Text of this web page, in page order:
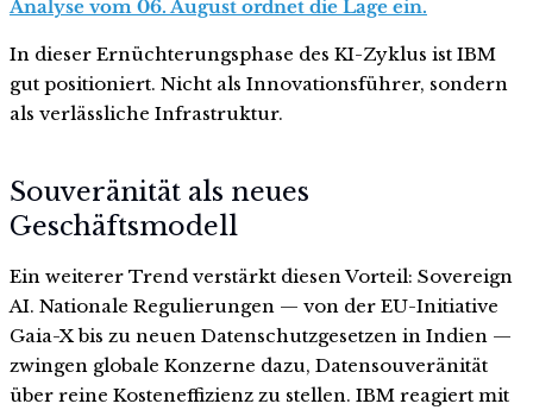
Analyse vom 06. August ordnet die Lage ein.
In dieser Ernüchterungsphase des KI-Zyklus ist IBM
gut positioniert. Nicht als Innovationsführer, sondern
als verlässliche Infrastruktur.
Souveränität als neues
Geschäftsmodell
Ein weiterer Trend verstärkt diesen Vorteil: Sovereign
AI. Nationale Regulierungen — von der EU-Initiative
Gaia-X bis zu neuen Datenschutzgesetzen in Indien —
zwingen globale Konzerne dazu, Datensouveränität
über reine Kosteneffizienz zu stellen. IBM reagiert mit